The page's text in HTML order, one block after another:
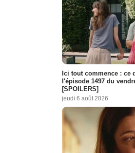
Ici tout commence : ce
l'épisode 1497 du
[SPOILERS]
jeudi 6 août 2026